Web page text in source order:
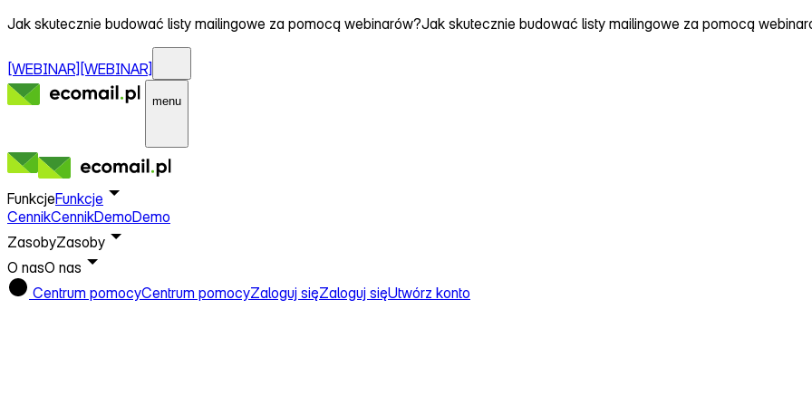
Jak skutecznie budować listy mailingowe za pomocą webinarów?Jak skutecznie budować listy mailingowe za pomocą
[WEBINAR] [WEBINAR]
menu
FunkcjeFunkcje
CennikCennikDemoDemo
ZasobyZasoby
O nasO nas
Centrum pomocyCentrum pomocyZaloguj sięZaloguj sięUtwórz konto